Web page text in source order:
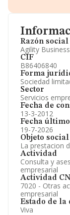
Razón social
Agility
CIF
B86406840
Forma
Sociedad
Sector
Servicios
Fecha de
13-3-2012
Fecha
19-7-2026
Objeto social
La prestacion
Actividad
Consulta y
empresarial
Actividad
7020 - Otras
empresarial
Estado de la
Viva